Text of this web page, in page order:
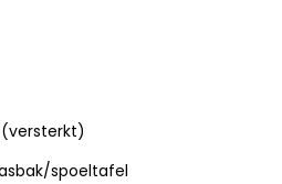
spoeltafel